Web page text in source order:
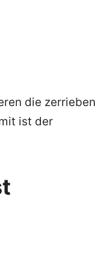
die
ist der